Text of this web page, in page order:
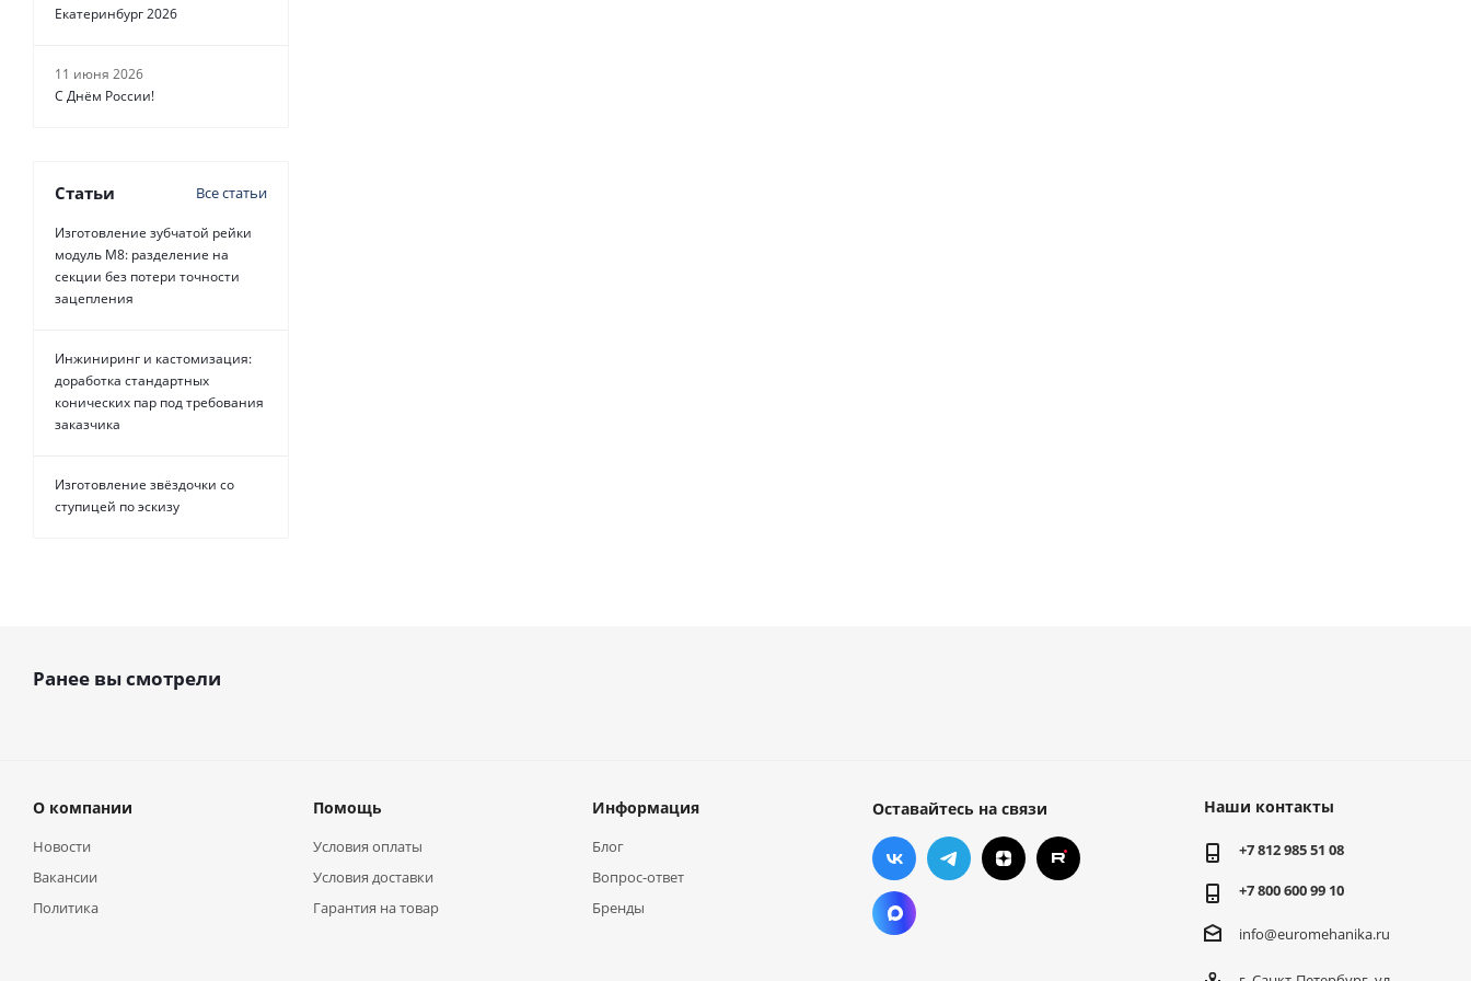
Екатеринбург 2026
11 июня 2026
С Днём России!
Статьи Все статьи
Изготовление зубчатой рейки
модуль М8: разделение на
секции без потери точности
зацепления
Инжиниринг и кастомизация:
доработка стандартных
конических пар под требования
заказчика
Изготовление звёздочки со
ступицей по эскизу
Ранее вы смотрели
О компании
Новости
Вакансии
Политика
Помощь
Условия оплаты
Условия доставки
Гарантия на товар
Информация
Блог
Вопрос-ответ
Бренды
Оставайтесь на связи Наши контакты
+7 812 985 51 08
+7 800 600 99 10
info@euromehanika.ru